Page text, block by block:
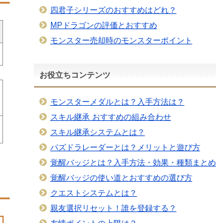
四君子シリーズのおすすめはどれ？
MPドラゴンの評価とおすすめ
モンスター売却時のモンスターポイント
お役立ちコンテンツ
モンスターメダルとは？入手方法は？
スキル継承 おすすめの組み合わせ
スキル継承システムとは？
パズドラレーダーとは？メリットと遊び方
覚醒バッジとは？入手方法・効果・種類まとめ
覚醒バッジの使い道とおすすめの選び方
クエストシステムとは？
親友選択リセット！誰を登録する？